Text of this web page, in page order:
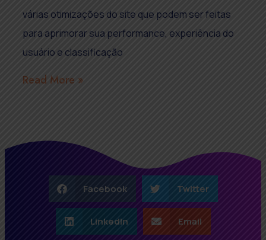
várias otimizações do site que podem ser feitas
para aprimorar sua performance, experiência do
usuário e classificação
Read More »
Facebook Twitter
LinkedIn Email